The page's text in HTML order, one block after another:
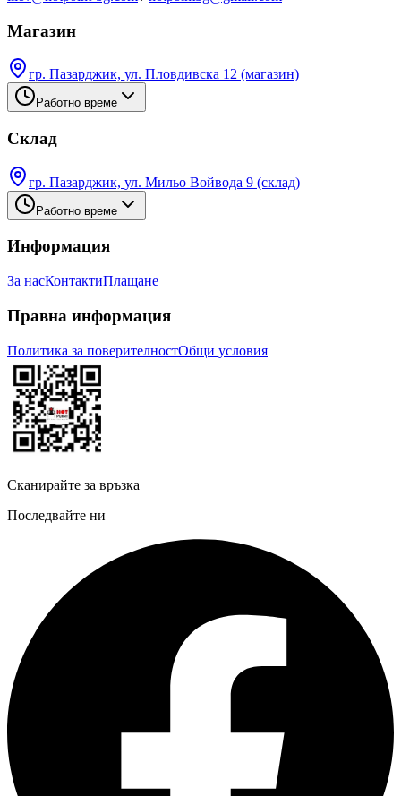
Магазин
гр. Пазарджик, ул. Пловдивска 12 (магазин)
Работно време
Склад
гр. Пазарджик, ул. Мильо Войвода 9 (склад)
Работно време
Информация
За насКонтактиПлащане
Правна информация
Политика за поверителностОбщи условия
Сканирайте за връзка
Последвайте ни